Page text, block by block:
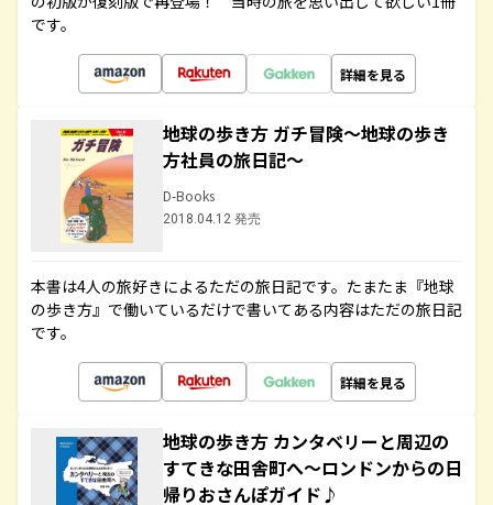
です。
詳細を見る
地球の歩き方 ガチ冒険～地球の歩き
方社員の旅日記～
D-Books
2018.04.12 発売
本書は4人の旅好きによるただの旅日記です。たまたま『地球
の歩き方』で働いているだけで書いてある内容はただの旅日記
です。
詳細を見る
地球の歩き方 カンタベリーと周辺の
すてきな田舎町へ～ロンドンからの日
帰りおさんぽガイド♪